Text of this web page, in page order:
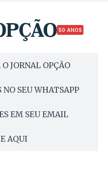
50 ANOS
JORNAL OPÇÃO
SEU WHATSAPP
EM SEU EMAIL
AQUI